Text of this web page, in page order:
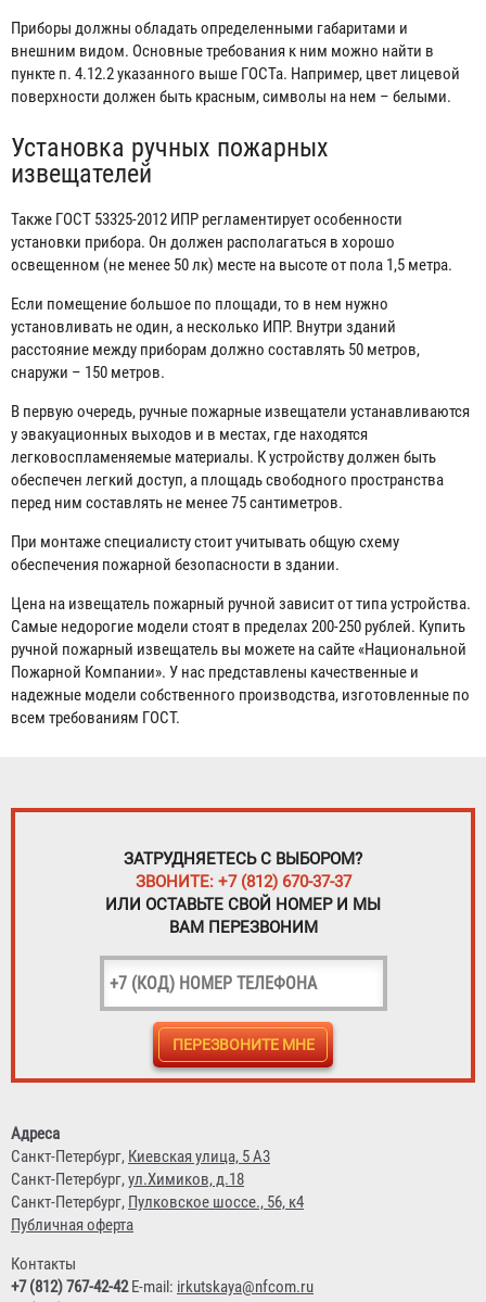
Приборы должны обладать определенными габаритами и
внешним видом. Основные требования к ним можно найти в
пункте п. 4.12.2 указанного выше ГОСТа. Например, цвет лицевой
поверхности должен быть красным, символы на нем – белыми.
Установка ручных пожарных
извещателей
Также ГОСТ 53325-2012 ИПР регламентирует особенности
установки прибора. Он должен располагаться в хорошо
освещенном (не менее 50 лк) месте на высоте от пола 1,5 метра.
Если помещение большое по площади, то в нем нужно
установливать не один, а несколько ИПР. Внутри зданий
расстояние между приборам должно составлять 50 метров,
снаружи – 150 метров.
В первую очередь, ручные пожарные извещатели устанавливаются
у эвакуационных выходов и в местах, где находятся
легковоспламеняемые материалы. К устройству должен быть
обеспечен легкий доступ, а площадь свободного пространства
перед ним составлять не менее 75 сантиметров.
При монтаже специалисту стоит учитывать общую схему
обеспечения пожарной безопасности в здании.
Цена на извещатель пожарный ручной зависит от типа устройства.
Самые недорогие модели стоят в пределах 200-250 рублей. Купить
ручной пожарный извещатель вы можете на сайте «Национальной
Пожарной Компании». У нас представлены качественные и
надежные модели собственного производства, изготовленные по
всем требованиям ГОСТ.
ЗАТРУДНЯЕТЕСЬ С ВЫБОРОМ?
ЗВОНИТЕ: +7 (812) 670-37-37
ИЛИ ОСТАВЬТЕ СВОЙ НОМЕР И МЫ
ВАМ ПЕРЕЗВОНИМ
Адреса
Санкт-Петербург, Киевская улица, 5 А3
Санкт-Петербург,ул.Химиков, д.18
Санкт-Петербург, Пулковское шоссе., 56, к4
Публичная оферта
Контакты
+7 (812) 767-42-42E-mail: irkutskaya@nfcom.ru